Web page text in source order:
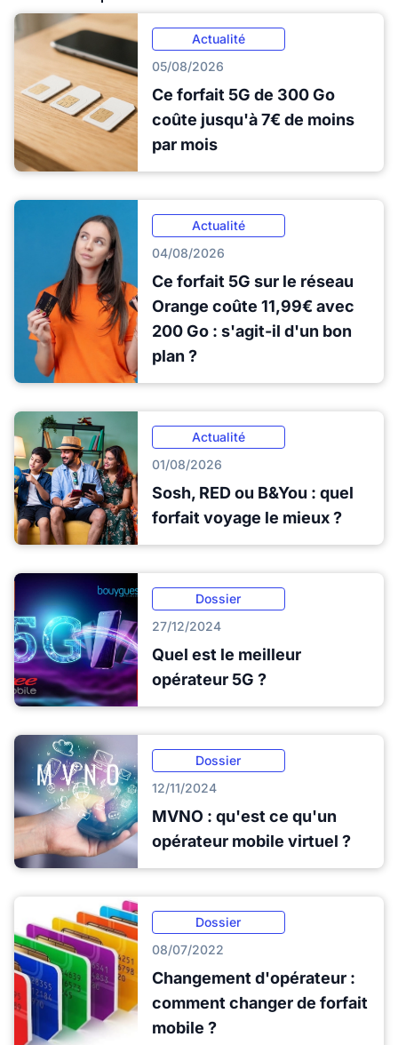
Actualité
05/08/2026
Ce forfait 5G de 300 Go
coûte jusqu'à 7€ de moins
par mois
Actualité
04/08/2026
Ce forfait 5G sur le réseau
Orange coûte 11,99€ avec
200 Go : s'agit-il d'un bon
plan ?
Actualité
01/08/2026
Sosh, RED ou B&You : quel
forfait voyage le mieux ?
Dossier
27/12/2024
Quel est le meilleur
opérateur 5G ?
Dossier
12/11/2024
MVNO : qu'est ce qu'un
opérateur mobile virtuel ?
Dossier
08/07/2022
Changement d'opérateur :
comment changer de forfait
mobile ?